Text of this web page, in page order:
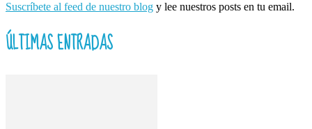
Suscríbete al feed de nuestro blog y lee nuestros posts en tu email.
ÚLTIMAS ENTRADAS